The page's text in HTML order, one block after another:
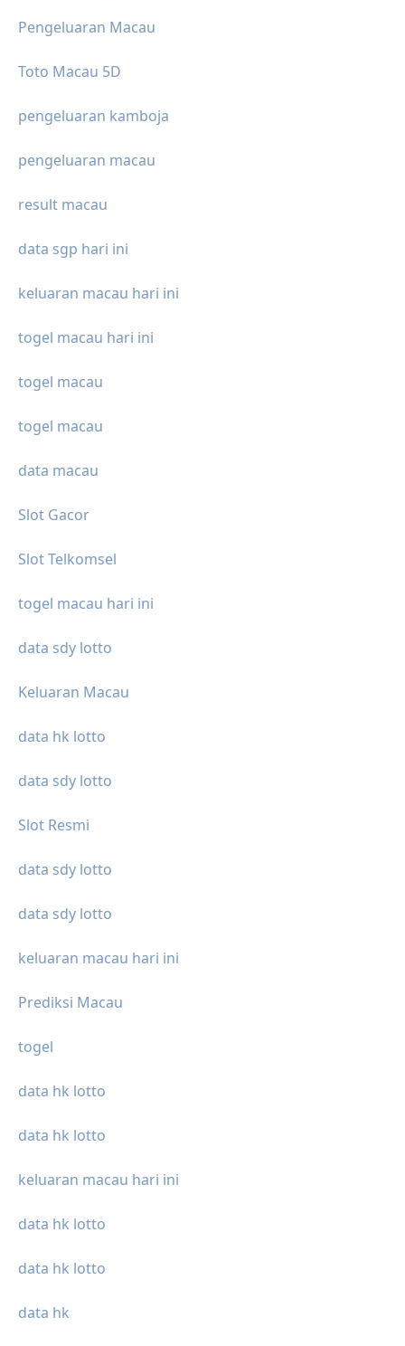
Pengeluaran Macau
Toto Macau 5D
pengeluaran kamboja
pengeluaran macau
result macau
data sgp hari ini
keluaran macau hari ini
togel macau hari ini
togel macau
togel macau
data macau
Slot Gacor
Slot Telkomsel
togel macau hari ini
data sdy lotto
Keluaran Macau
data hk lotto
data sdy lotto
Slot Resmi
data sdy lotto
data sdy lotto
keluaran macau hari ini
Prediksi Macau
togel
data hk lotto
data hk lotto
keluaran macau hari ini
data hk lotto
data hk lotto
data hk